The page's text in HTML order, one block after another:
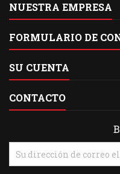
NUESTRA EMPRESA
FORMULARIO DE
SU CUENTA
CONTACTO